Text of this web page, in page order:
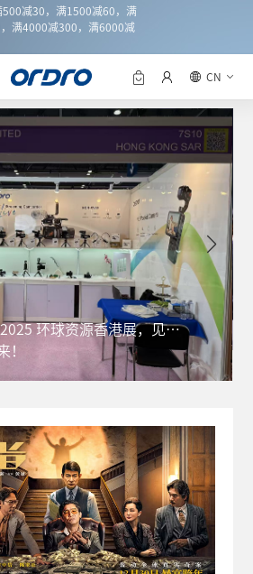
减30，满1500减60，满
满4000减300，满6000减
CN
公司新闻
环球资源香港展，见证
！